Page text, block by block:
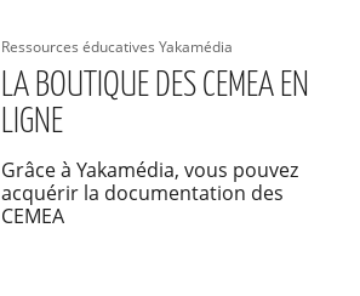
Ressources éducatives Yakamédia
LA BOUTIQUE DES CEMEA EN
LIGNE
Grâce à Yakamédia, vous pouvez
acquérir la documentation des
CEMEA